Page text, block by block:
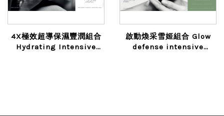
4X極效超導保濕豐潤組合
Hydrating Intensive
啟動煥采雪姬組合 Glow
defense intensive